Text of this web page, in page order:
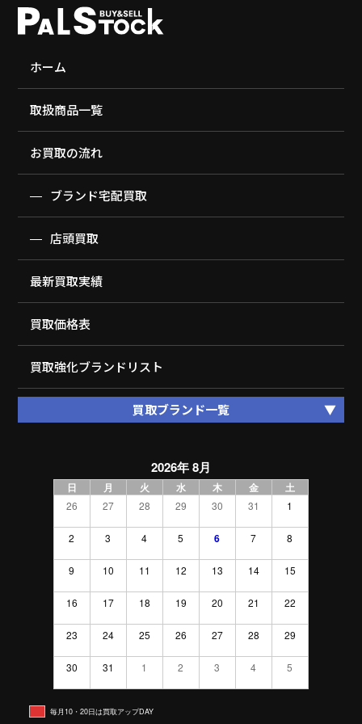
ホーム
取扱商品一覧
お買取の流れ
ブランド宅配買取
店頭買取
最新買取実績
買取価格表
買取強化ブランドリスト
買取ブランド一覧
2026年 8月
日 月 火 水 木 金 土
26 27 28 29 30 31 1
2 3 4 5 6 7 8
9 10 11 12 13 14 15
16 17 18 19 20 21 22
23 24 25 26 27 28 29
30 31 1 2 3 4 5
毎月10・20日は買取アップDAY